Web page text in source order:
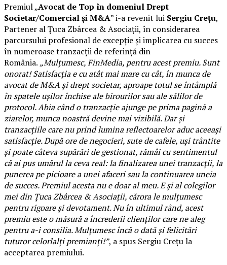
Premiul „Avocat de Top în domeniul Drept
Societar/Comercial și M&A” i-a revenit lui Sergiu Crețu,
Partener al Țuca Zbârcea & Asociații, în considerarea
parcursului profesional de excepție și implicarea cu succes
în numeroase tranzacții de referință din
România. „Mulțumesc, FinMedia, pentru acest premiu. Sunt
onorat! Satisfacția e cu atât mai mare cu cât, în munca de
avocat de M&A și drept societar, aproape totul se întâmplă
în spatele ușilor închise ale birourilor sau ale sălilor de
protocol. Abia când o tranzacție ajunge pe prima pagină a
ziarelor, munca noastră devine mai vizibilă. Dar și
tranzacțiile care nu prind lumina reflectoarelor aduc aceeași
satisfacție. După ore de negocieri, sute de cafele, uși trântite
și poate câteva supărări de gestionat, rămâi cu sentimentul
că ai pus umărul la ceva real: la finalizarea unei tranzacții, la
punerea pe picioare a unei afaceri sau la continuarea uneia
de succes. Premiul acesta nu e doar al meu. E și al colegilor
mei din Țuca Zbârcea & Asociații, cărora le mulțumesc
pentru rigoare și devotament. Nu în ultimul rând, acest
premiu este o măsură a încrederii clienților care ne aleg
pentru a-i consilia. Mulțumesc încă o dată și felicitări
tuturor celorlalți premianți!”, a spus Sergiu Crețu la
acceptarea premiului.